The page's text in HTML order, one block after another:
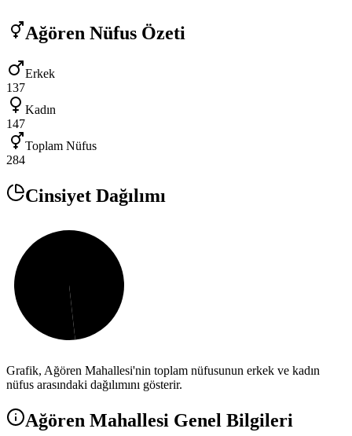
Ağören Nüfus Özeti
Erkek
137
Kadın
147
Toplam Nüfus
284
Cinsiyet Dağılımı
Grafik, Ağören Mahallesi'nin toplam nüfusunun erkek ve kadın
nüfus arasındaki dağılımını gösterir.
Ağören Mahallesi Genel Bilgileri